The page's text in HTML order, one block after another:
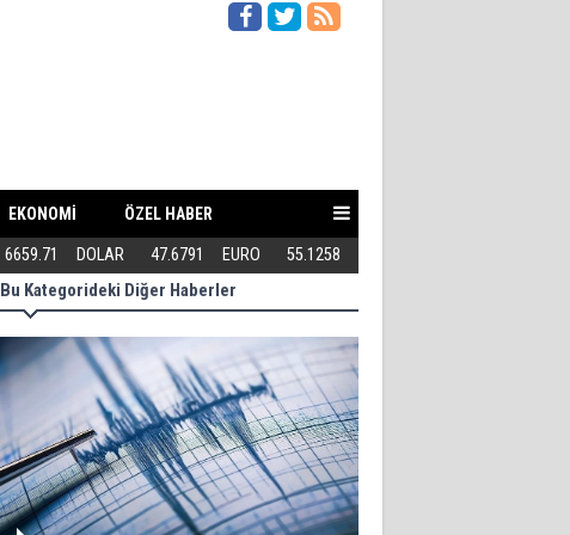
EKONOMİ ÖZEL HABER
6659.71 DOLAR 47.6791 EURO 55.1258
Bu Kategorideki Diğer Haberler